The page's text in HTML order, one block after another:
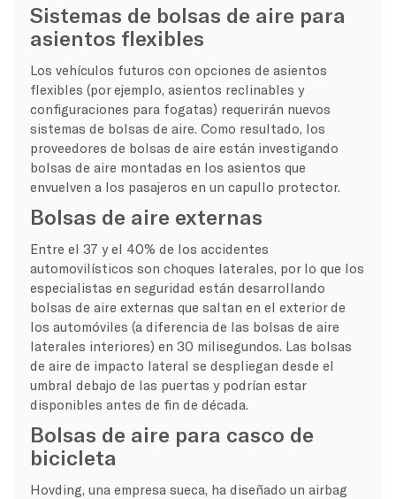
Sistemas de bolsas de aire para
asientos flexibles
Los vehículos futuros con opciones de asientos
flexibles (por ejemplo, asientos reclinables y
configuraciones para fogatas) requerirán nuevos
sistemas de bolsas de aire. Como resultado, los
proveedores de bolsas de aire están investigando
bolsas de aire montadas en los asientos que
envuelven a los pasajeros en un capullo protector.
Bolsas de aire externas
Entre el 37 y el 40% de los accidentes
automovilísticos son choques laterales, por lo que los
especialistas en seguridad están desarrollando
bolsas de aire externas que saltan en el exterior de
los automóviles (a diferencia de las bolsas de aire
laterales interiores) en 30 milisegundos. Las bolsas
de aire de impacto lateral se despliegan desde el
umbral debajo de las puertas y podrían estar
disponibles antes de fin de década.
Bolsas de aire para casco de
bicicleta
Hovding, una empresa sueca, ha diseñado un airbag